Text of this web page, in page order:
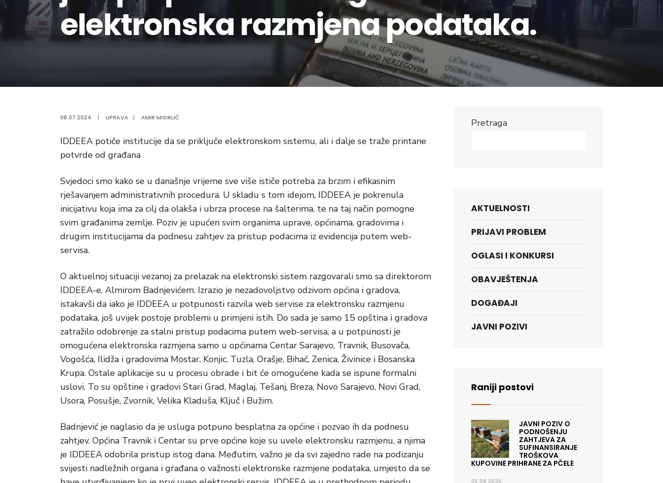
elektronska razmjena podataka.
08.07.2024. | UPRAVA | AMIR MISIRLIĆ
IDDEEA potiče institucije da se priključe elektronskom sistemu, ali i dalje se traže printane
potvrde od građana
Svjedoci smo kako se u današnje vrijeme sve više ističe potreba za brzim i efikasnim
rješavanjem administrativnih procedura. U skladu s tom idejom, IDDEEA je pokrenula
inicijativu koja ima za cilj da olakša i ubrza procese na šalterima, te na taj način pomogne
svim građanima zemlje. Poziv je upućen svim organima uprave, općinama, gradovima i
drugim institucijama da podnesu zahtjev za pristup podacima iz evidencija putem web-
servisa.
O aktuelnoj situaciji vezanoj za prelazak na elektronski sistem razgovarali smo sa direktorom
IDDEEA-e, Almirom Badnjevićem. Izrazio je nezadovoljstvo odzivom općina i gradova,
istakavši da iako je IDDEEA u potpunosti razvila web servise za elektronsku razmjenu
podataka, još uvijek postoje problemi u primjeni istih. Do sada je samo 15 opština i gradova
zatražilo odobrenje za stalni pristup podacima putem web-servisa, a u potpunosti je
omogućena elektronska razmjena samo u općinama Centar Sarajevo, Travnik, Busovača,
Vogošća, Ilidža i gradovima Mostar, Konjic, Tuzla, Orašje, Bihać, Zenica, Živinice i Bosanska
Krupa. Ostale aplikacije su u procesu obrade i bit će omogućene kada se ispune formalni
uslovi. To su opštine i gradovi Stari Grad, Maglaj, Tešanj, Breza, Novo Sarajevo, Novi Grad,
Usora, Posušje, Zvornik, Velika Kladuša, Ključ i Bužim.
Badnjević je naglasio da je usluga potpuno besplatna za općine i pozvao ih da podnesu
zahtjev. Općina Travnik i Centar su prve općine koje su uvele elektronsku razmjenu, a njima
je IDDEEA odobrila pristup istog dana. Međutim, važno je da svi zajedno rade na podizanju
svijesti nadležnih organa i građana o važnosti elektronske razmjene podataka, umjesto da se
Pretraga
AKTUELNOSTI
PRIJAVI PROBLEM
OGLASI I KONKURSI
OBAVJEŠTENJA
DOGAĐAJI
JAVNI POZIVI
Raniji postovi
JAVNI POZIV O
PODNOŠENJU
ZAHTJEVA ZA
SUFINANSIRANJE
TROŠKOVA
KUPOVINE PRIHRANE ZA PČELE
05.08.2026.